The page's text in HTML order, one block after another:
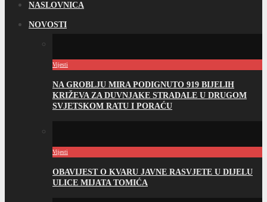
NASLOVNICA
NOVOSTI
Vijesti
NA GROBLJU MIRA PODIGNUTO 919 BIJELIH
KRIŽEVA ZA DUVNJAKE STRADALE U DRUGOM
SVJETSKOM RATU I PORAĆU
Vijesti
OBAVIJEST O KVARU JAVNE RASVJETE U DIJELU
ULICE MIJATA TOMIĆA